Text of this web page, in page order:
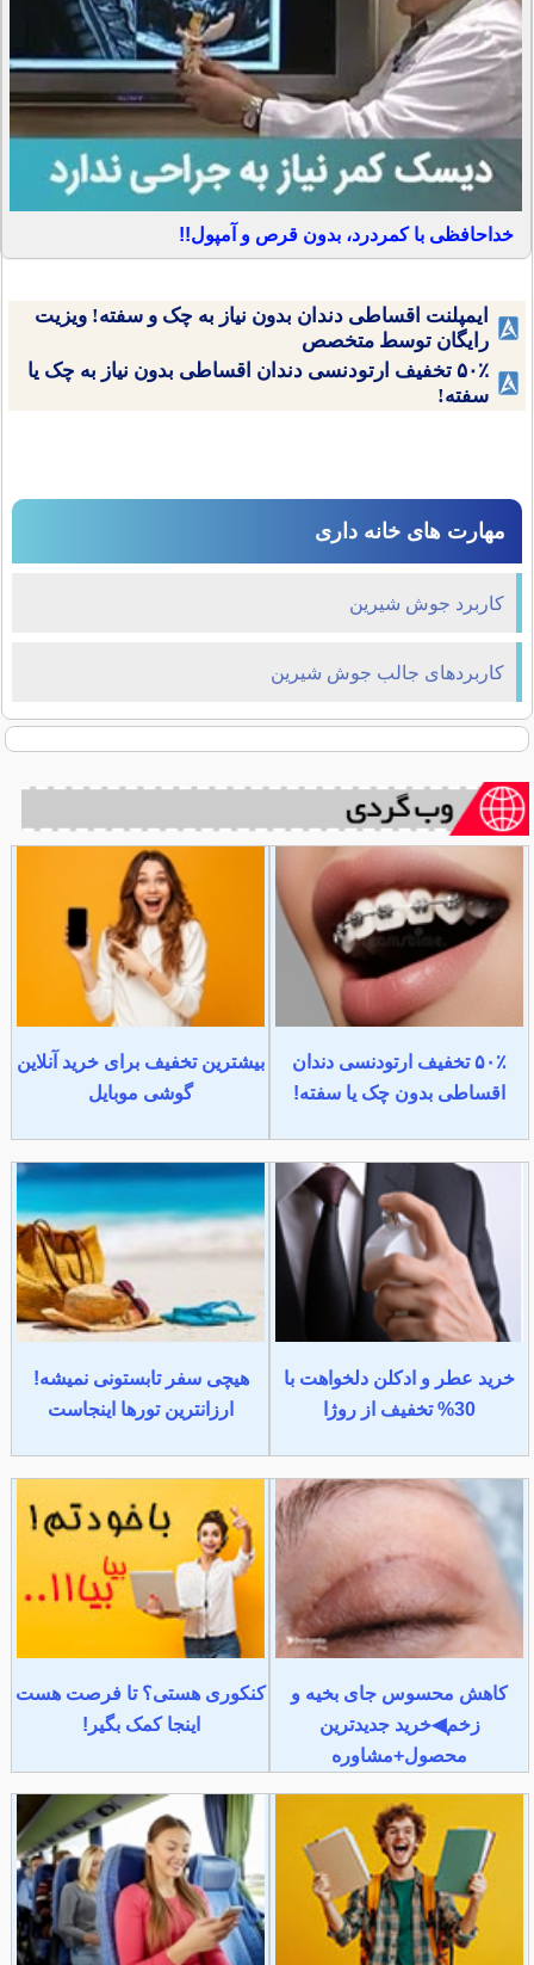
خداحافظی با کمردرد، بدون قرص و آمپول!!
ایمپلنت اقساطی دندان بدون نیاز به چک و سفته! ویزیت
رایگان توسط متخصص
۵۰٪ تخفیف ارتودنسی دندان اقساطی بدون نیاز به چک یا
سفته!
مهارت های خانه داری
کاربرد جوش شیرین
کاربردهای جالب جوش شیرین
۵۰٪ تخفیف ارتودنسی دندان
اقساطی بدون چک یا سفته!
بیشترین تخفیف برای خرید آنلاین
گوشی موبایل
خرید عطر و ادکلن دلخواهت با
30% تخفیف از روژا
هیچی سفر تابستونی نمیشه!
ارزانترین تورها اینجاست
کاهش محسوس جای بخیه و
زخم◀خرید جدیدترین
محصول+مشاوره
کنکوری هستی؟ تا فرصت هست
اینجا کمک بگیر!